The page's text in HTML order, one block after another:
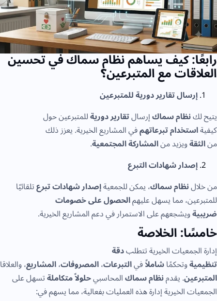
كيف يساهم نظام سماك في تحسين
مع المتبرعين؟
إرسال تقارير دورية للمتبرعين
نظام سماكإرسالتقارير دوريةللمتبرعين حول
استخدام تبرعاتهمفي المشاريع الخيرية. يعزز ذلك
ويزيد منالمشاركة المجتمعية.
إصدار شهادات التبرع
نظام سماك، يمكن للجمعيةإصدار شهادات تبرعتلقائيًا
مما يسهل عليهمالحصول على خصومات
ويشجعهم على الاستمرار في دعم المشاريع الخيرية.
الخلاصة
الخيرية تتطلبدقة
وتحكمًاشاملاًفيالتبرعات،المصروفات،المشاريع، والعلاقاتمع
. يقدمنظام سماكالمحاسبيحلولاً متكاملةتسهل على
الخيرية إدارة هذه العمليات بفعالية، مما يسهم في: